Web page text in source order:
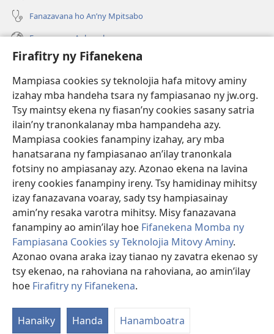
Firafitry ny Fifanekena
Mampiasa cookies sy teknolojia hafa mitovy aminy
izahay mba handeha tsara ny fampiasanao ny jw.org.
Tsy maintsy ekena ny fiasan’ny cookies sasany satria
ilain’ny tranonkalanay mba hampandeha azy.
Mampiasa cookies fanampiny izahay, ary mba
hanatsarana ny fampiasanao an’ilay tranonkala
fotsiny no ampiasanay azy. Azonao ekena na lavina
ireny cookies fanampiny ireny. Tsy hamidinay mihitsy
izay fanazavana voaray, sady tsy hampiasainay
amin’ny resaka varotra mihitsy. Misy fanazavana
fanampiny ao amin’ilay hoe Fifanekena Momba ny
Fampiasana Cookies sy Teknolojia Mitovy Aminy.
Azonao ovana araka izay tianao ny zavatra ekenao sy
tsy ekenao, na rahoviana na rahoviana, ao amin’ilay
hoe Firafitry ny Fifanekena.
Hanaiky Handa Hanamboatra
Fanazavana ho An’ny Mpitsabo
Fanazavana Ankapobeny
Fanampiana
Fanomezana
(manokatra
rohy)
FITEHIRIZAM-BOKIN’NY Vavolombelon’i Jehovah
(manokatra
rohy)
JW Hub
(manokatra
rohy)
JW Library
Watchtower Library ®
Copyright© 2026 Watch Tower Bible and Tract Society of Pennsylvania.
FIFANEKENA| FIFANEKENA MOMBA NY TSIAMBARATELO
NY FIFANEKENA